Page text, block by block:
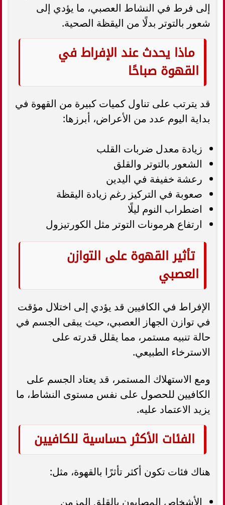
إلى فرط في النشاط العصبي، ما يؤدي إلى
شعور بالتوتر بدلًا من اليقظة الصحية.
ماذا يحدث عند الإفراط في
القهوة صباحًا
قد يترتب على تناول كميات كبيرة من القهوة في
بداية اليوم عدد من الأعراض، أبرزها:
زيادة معدل ضربات القلب
الشعور بالتوتر والقلق
رعشة خفيفة في اليدين
صعوبة في التركيز رغم زيادة اليقظة
اضطراب النوم ليلًا
ارتفاع هرمونات التوتر مثل الكورتيزول
تأثير القهوة على التوازن
العصبي
الإفراط في الكافيين قد يؤدي إلى اختلال مؤقت
في توازن الجهاز العصبي، حيث يبقى الجسم في
حالة تنبيه مستمر، مما يقلل قدرته على
الاسترخاء الطبيعي.
ومع الاستهلاك المستمر، قد يعتاد الجسم على
الكافيين للحصول على نفس مستوى النشاط، ما
يزيد الاعتماد عليه.
الفئات الأكثر حساسية للكافيين
هناك فئات تكون أكثر تأثرًا بالقهوة، مثل:
الأشخاص المصابون بالقلق المزمن